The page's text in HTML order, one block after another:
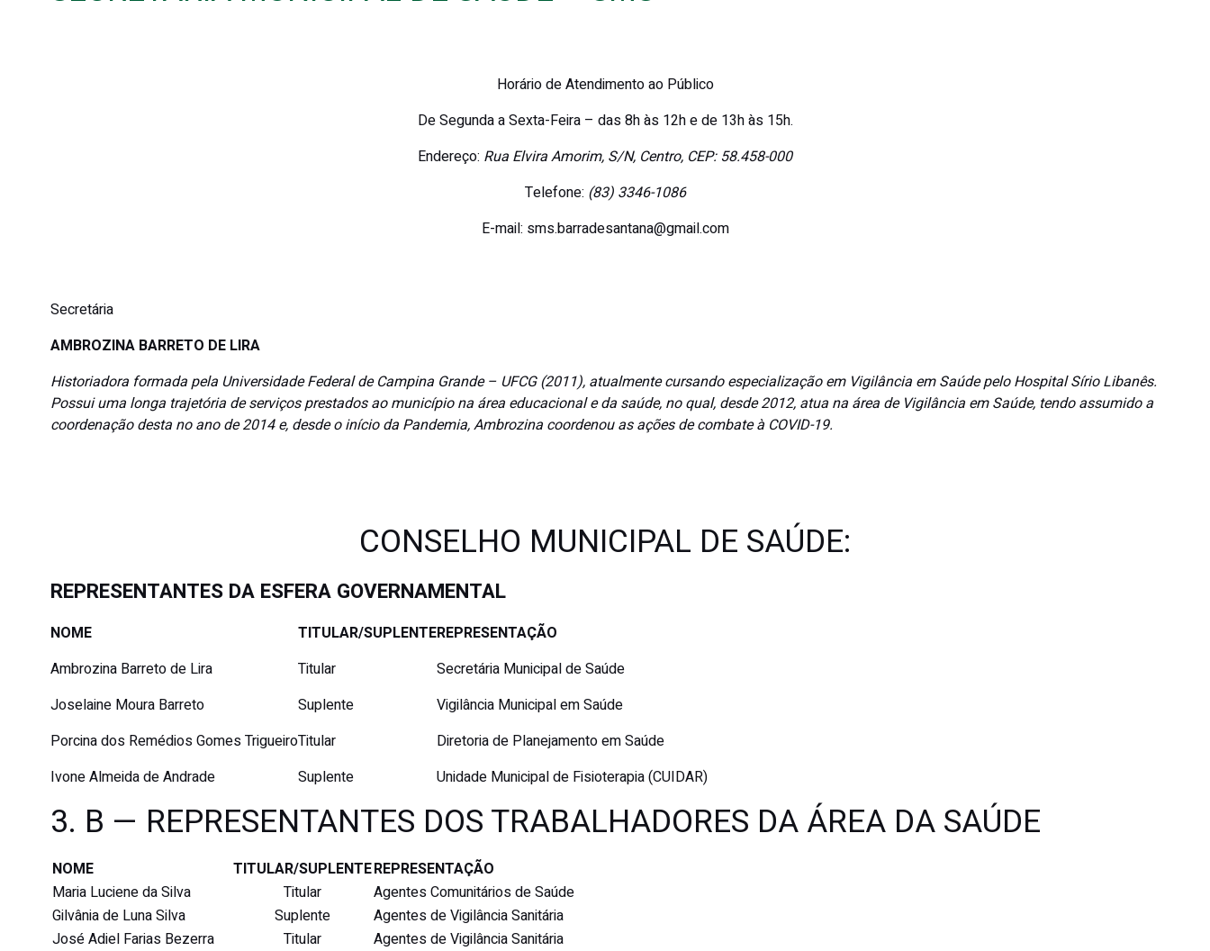
Horário de Atendimento ao Público
De Segunda a Sexta-Feira – das 8h às 12h e de 13h às 15h.
Endereço: Rua Elvira Amorim, S/N, Centro, CEP: 58.458-000
Telefone: (83) 3346-1086
E-mail: sms.barradesantana@gmail.com
Secretária
AMBROZINA BARRETO DE LIRA
Historiadora formada pela Universidade Federal de Campina Grande – UFCG (2011), atualmente cursando especialização em Vigilância em Saúde pelo Hospital Sírio Libanês.
Possui uma longa trajetória de serviços prestados ao município na área educacional e da saúde, no qual, desde 2012, atua na área de Vigilância em Saúde, tendo assumido a
coordenação desta no ano de 2014 e, desde o início da Pandemia, Ambrozina coordenou as ações de combate à COVID-19.
CONSELHO MUNICIPAL DE SAÚDE:
REPRESENTANTES DA ESFERA GOVERNAMENTAL
NOME TITULAR/SUPLENTEREPRESENTAÇÃO
Ambrozina Barreto de Lira
Titular
Secretária Municipal de Saúde
Joselaine Moura Barreto
Suplente
Vigilância Municipal em Saúde
Porcina dos Remédios Gomes TrigueiroTitular
Diretoria de Planejamento em Saúde
Ivone Almeida de Andrade
Suplente Unidade Municipal de Fisioterapia (CUIDAR)
3. B — REPRESENTANTES DOS TRABALHADORES DA ÁREA DA SAÚDE
NOME TITULAR/SUPLENTEREPRESENTAÇÃO
Maria Luciene da Silva
Titular
Agentes Comunitários de Saúde
Gilvânia de Luna Silva
Suplente
Agentes de Vigilância Sanitária
José Adiel Farias Bezerra
Titular
Agentes de Vigilância Sanitária